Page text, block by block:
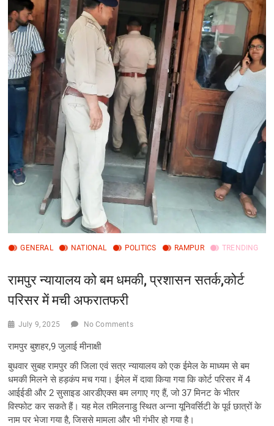
GENERAL NATIONAL POLITICS RAMPUR TRENDING
रामपुर न्यायालय को बम धमकी, प्रशासन सतर्क,कोर्ट
परिसर में मची अफरातफरी
July 9, 2025 No Comments
रामपुर बुशहर,9 जुलाई मीनाक्षी
बुधवार सुबह रामपुर की जिला एवं सत्र न्यायालय को एक ईमेल के माध्यम से बम
धमकी मिलने से हड़कंप मच गया। ईमेल में दावा किया गया कि कोर्ट परिसर में 4
आईईडी और 2 सुसाइड आरडीएक्स बम लगाए गए हैं, जो 37 मिनट के भीतर
विस्फोट कर सकते हैं। यह मेल तमिलनाडु स्थित अन्ना यूनिवर्सिटी के पूर्व छात्रों के
नाम पर भेजा गया है, जिससे मामला और भी गंभीर हो गया है।